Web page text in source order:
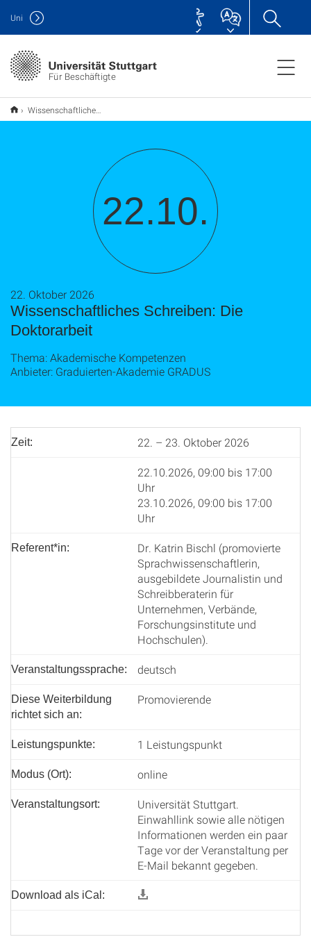
Für Beschäftigte
Uni
Wissenschaftliches Schreiben: Die Doktorarbeit
22.10.
Wissenschaftliches Schreiben: Die
Doktorarbeit
22. Oktober 2026
Thema: Akademische Kompetenzen
Anbieter: Graduierten-Akademie GRADUS
Zeit: 22. – 23. Oktober 2026
22.10.2026, 09:00 bis 17:00
Uhr
23.10.2026, 09:00 bis 17:00
Uhr
Referent*in:
Dr. Katrin Bischl (promovierte
Sprachwissenschaftlerin,
ausgebildete Journalistin und
Schreibberaterin für
Unternehmen, Verbände,
Forschungsinstitute und
Hochschulen).
Veranstaltungssprache: deutsch
Diese Weiterbildung
richtet sich an:
Promovierende
Leistungspunkte: 1 Leistungspunkt
Modus (Ort): online
Veranstaltungsort:
Universität Stuttgart.
Einwahllink sowie alle nötigen
Informationen werden ein paar
Tage vor der Veranstaltung per
E-Mail bekannt gegeben.
Download als iCal: